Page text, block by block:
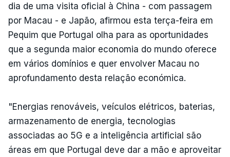
dia de uma visita oficial à China - com passagem
por Macau - e Japão, afirmou esta terça-feira em
Pequim que Portugal olha para as oportunidades
que a segunda maior economia do mundo oferece
em vários domínios e quer envolver Macau no
aprofundamento desta relação económica.
"Energias renováveis, veículos elétricos, baterias,
armazenamento de energia, tecnologias
associadas ao 5G e a inteligência artificial são
áreas em que Portugal deve dar a mão e aproveitar